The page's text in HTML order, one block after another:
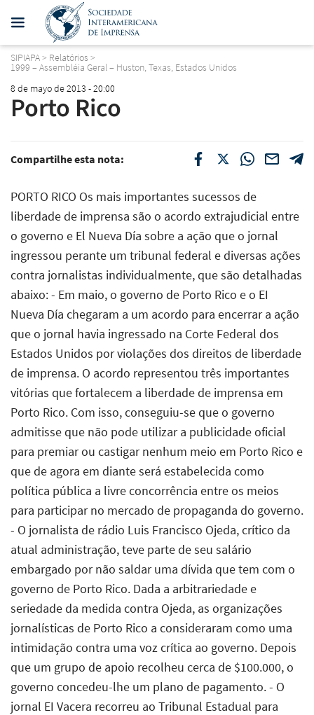
SIPIAPA> Relatórios >
1999 – Assembléia Geral – Huston, Texas, Estados Unidos
8 de mayo de 2013 - 20:00
Porto Rico
Compartilhe esta nota:
PORTO RICO Os mais importantes sucessos de
liberdade de imprensa são o acordo extrajudicial entre
o governo e El Nueva Día sobre a ação que o jornal
ingressou perante um tribunal federal e diversas ações
contra jornalistas individualmente, que são detalhadas
abaixo: - Em maio, o governo de Porto Rico e o EI
Nueva Día chegaram a um acordo para encerrar a ação
que o jornal havia ingressado na Corte Federal dos
Estados Unidos por violações dos direitos de liberdade
de imprensa. O acordo representou três importantes
vitórias que fortalecem a liberdade de imprensa em
Porto Rico. Com isso, conseguiu-se que o governo
admitisse que não pode utilizar a publicidade oficial
para premiar ou castigar nenhum meio em Porto Rico e
que de agora em diante será estabelecida como
política pública a livre concorrência entre os meios
para participar no mercado de propaganda do governo.
- O jornalista de rádio Luis Francisco Ojeda, crítico da
atual administração, teve parte de seu salário
embargado por não saldar uma dívida que tem com o
governo de Porto Rico. Dada a arbitrariedade e
seriedade da medida contra Ojeda, as organizações
jornalísticas de Porto Rico a consideraram como uma
intimidação contra uma voz crítica ao governo. Depois
que um grupo de apoio recolheu cerca de $100.000, o
governo concedeu-lhe um plano de pagamento. - O
jornal EI Vacera recorreu ao Tribunal Estadual para